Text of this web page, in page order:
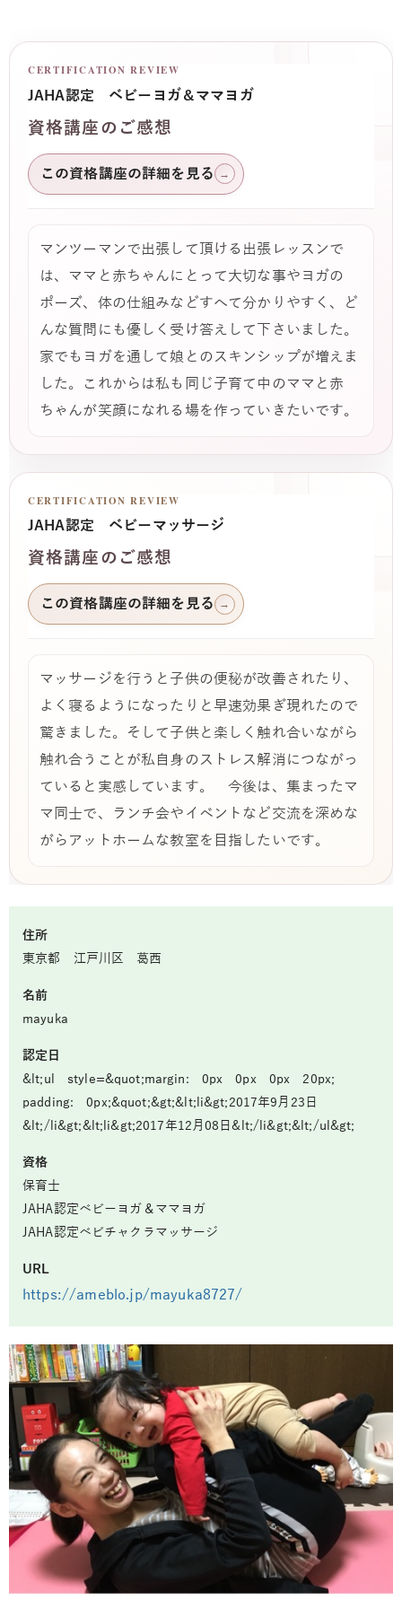
CERTIFICATION REVIEW
JAHA認定 ベビーヨガ＆ママヨガ
資格講座のご感想
この資格講座の詳細を見る →
マンツーマンで出張して頂ける出張レッスンで
は、ママと赤ちゃんにとって大切な事やヨガの
ポーズ、体の仕組みなどすへて分かりやすく、ど
んな質問にも優しく受け答えして下さいました。
家でもヨガを通して娘とのスキンシップが増えま
した。これからは私も同じ子育て中のママと赤
ちゃんが笑顔になれる場を作っていきたいです。
CERTIFICATION REVIEW
JAHA認定 ベビーマッサージ
資格講座のご感想
この資格講座の詳細を見る →
マッサージを行うと子供の便秘が改善されたり、
よく寝るようになったりと早速効果ぎ現れたので
驚きました。そして子供と楽しく触れ合いながら
触れ合うことが私自身のストレス解消につながっ
ていると実感しています。 今後は、集まったマ
マ同士で、ランチ会やイベントなど交流を深めな
がらアットホームな教室を目指したいです。
住所
東京都 江戸川区 葛西
名前
mayuka
認定日
&lt;ul style=&quot;margin: 0px 0px 0px 20px;
padding: 0px;&quot;&gt;&lt;li&gt;2017年9月23日
&lt;/li&gt;&lt;li&gt;2017年12月08日&lt;/li&gt;&lt;/ul&gt;
資格
保育士
JAHA認定ベビーヨガ＆ママヨガ
JAHA認定ベビチャクラマッサージ
URL
https://ameblo.jp/mayuka8727/